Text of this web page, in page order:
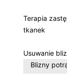
Terapia
tkanek
Usuwanie
Blizny